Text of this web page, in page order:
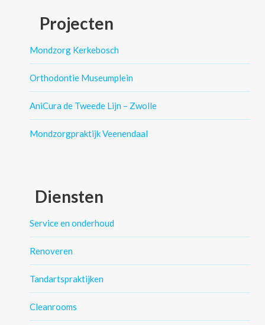
Projecten
Mondzorg Kerkebosch
Orthodontie Museumplein
AniCura de Tweede Lijn – Zwolle
Mondzorgpraktijk Veenendaal
Diensten
Service en onderhoud
Renoveren
Tandartspraktijken
Cleanrooms